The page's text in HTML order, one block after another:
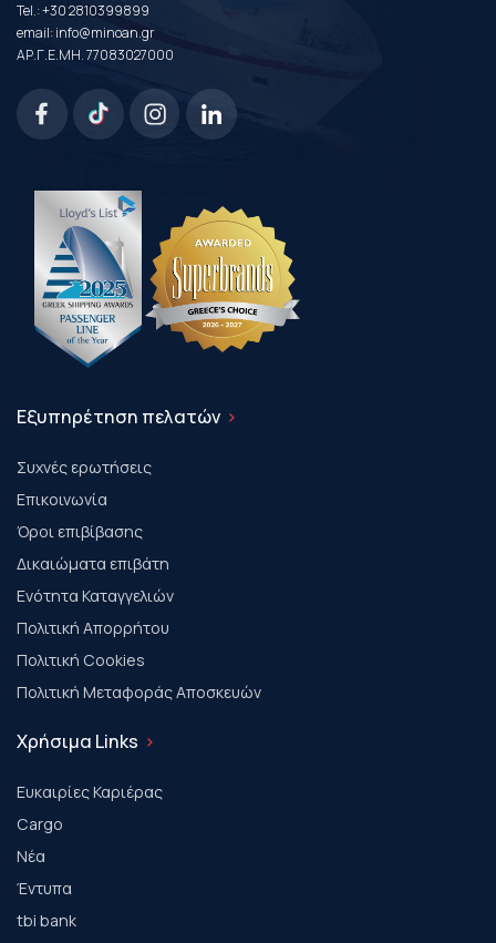
Tel.:+30 2810399899
email:info@minoan.gr
ΑΡ.Γ.Ε.ΜΗ. 77083027000
Εξυπηρέτηση πελατών
Συχνές ερωτήσεις
Επικοινωνία
Όροι επιβίβασης
Δικαιώματα επιβάτη
Ενότητα Καταγγελιών
Πολιτική Απορρήτου
Πολιτική Cookies
Πολιτική Μεταφοράς Αποσκευών
Χρήσιμα Links
Ευκαιρίες Καριέρας
Cargo
Νέα
Έντυπα
tbi bank